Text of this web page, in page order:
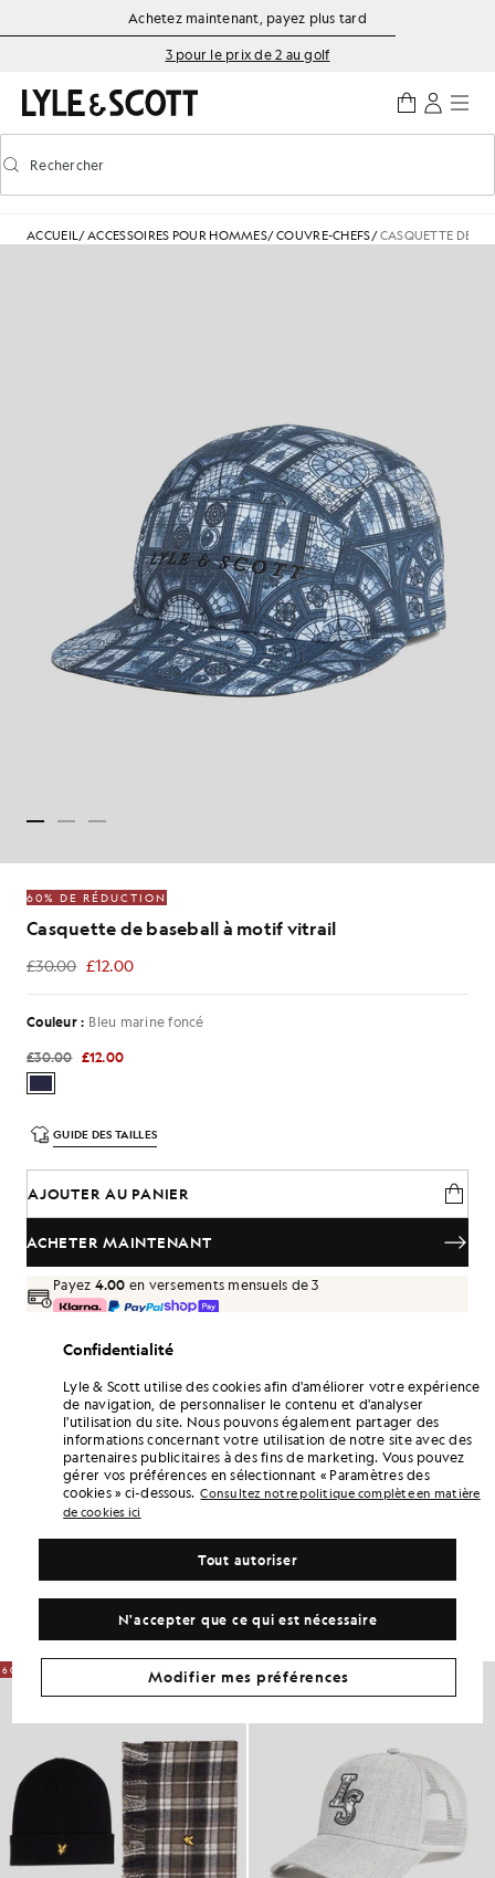
Aller directement au contenu principal
Informations sur l'accessibilité
Achetez maintenant, payez plus tard
3 pour le prix de 2 au golf
Activer/désactiver la recherche prédictive
Rechercher
ACCUEIL/ACCESSOIRES POUR HOMMES/COUVRE-CHEFS/CASQUETTE DE
60% DE RÉDUCTION
Casquette de baseball à motif vitrail
£30.00 £12.00
£12.00
Couleur : Bleu marine foncé
£30.00 £12.00
GUIDE DES TAILLES
AJOUTER AU PANIER
ACHETER MAINTENANT
Payez 4.00 en versements mensuels de 3
Livraison à domicile et points de retrait. Retours et échanges
Gagnez le double de points ! Cumulez des
points «72» grâce à cet achat.
6 points = 1,00 £GB
S'INSCRIRE
DÉTAILS DU PRODUIT
COMPOSITION ET ENTRETIEN
Adoptez ce look
Composez une tenue complète avec des pièces raffinées, conçues
pour rehausser votre garde-robe.
60% DE RÉDUCTION 60% DE RÉDUCTION
Confidentialité
Lyle & Scott utilise des cookies afin d'améliorer votre expérience
de navigation, de personnaliser le contenu et d'analyser
l'utilisation du site. Nous pouvons également partager des
informations concernant votre utilisation de notre site avec des
partenaires publicitaires à des fins de marketing. Vous pouvez
gérer vos préférences en sélectionnant « Paramètres des
cookies » ci-dessous. Consultez notre politique complète en matière
de cookies ici
N'accepter que ce qui est nécessaire
Tout autoriser
Modifier mes préférences